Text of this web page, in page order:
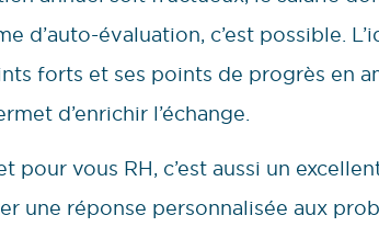
d’auto-évaluation, c’est possible.
forts et ses points de progrès en
d’enrichir l’échange.
pour vous RH, c’est aussi un
une réponse personnalisée aux